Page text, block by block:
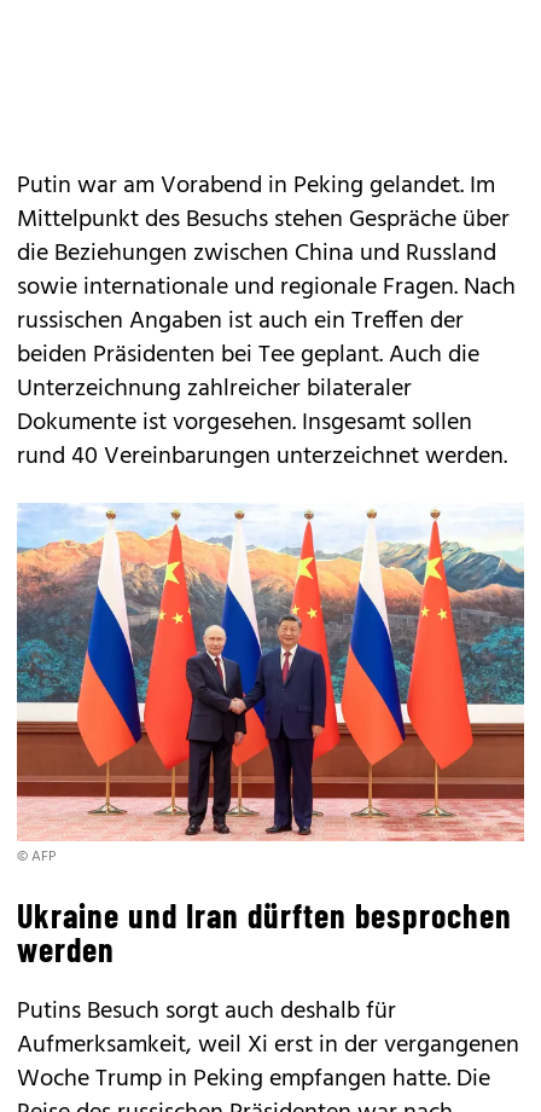
Putin war am Vorabend in Peking gelandet. Im
Mittelpunkt des Besuchs stehen Gespräche über
die Beziehungen zwischen China und Russland
sowie internationale und regionale Fragen. Nach
russischen Angaben ist auch ein Treffen der
beiden Präsidenten bei Tee geplant. Auch die
Unterzeichnung zahlreicher bilateraler
Dokumente ist vorgesehen. Insgesamt sollen
rund 40 Vereinbarungen unterzeichnet werden.
© AFP
Ukraine und Iran dürften besprochen
werden
Putins Besuch sorgt auch deshalb für
Aufmerksamkeit, weil Xi erst in der vergangenen
Woche Trump in Peking empfangen hatte. Die